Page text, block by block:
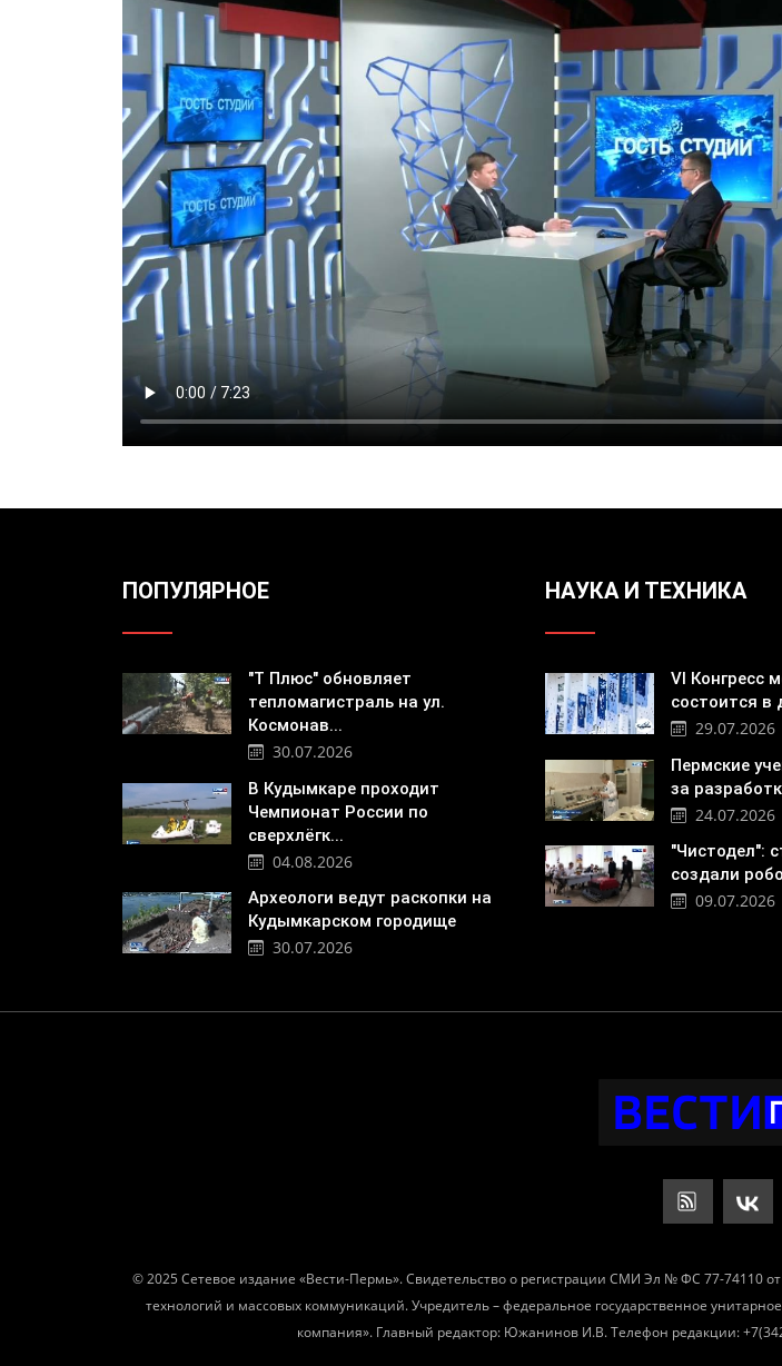
ПОПУЛЯРНОЕ
"Т Плюс" обновляет
тепломагистраль на ул.
Космонав...
30.07.2026
В Кудымкаре проходит
Чемпионат России по
сверхлёгк...
04.08.2026
Археологи ведут раскопки на
Кудымкарском городище
30.07.2026
НАУКА И ТЕХНИКА
VI Конгресс
состоится в
29.07.2026
Пермские
за
24.07.2026
"Чистодел":
создали
09.07.2026
© 2025 Сетевое издание «Вести-Пермь». Свидетельство о регистрации СМИ Эл № ФС 77-74110
технологий и массовых коммуникаций. Учредитель – федеральное государственное
компания». Главный редактор: Южанинов И.В. Телефон редакции: